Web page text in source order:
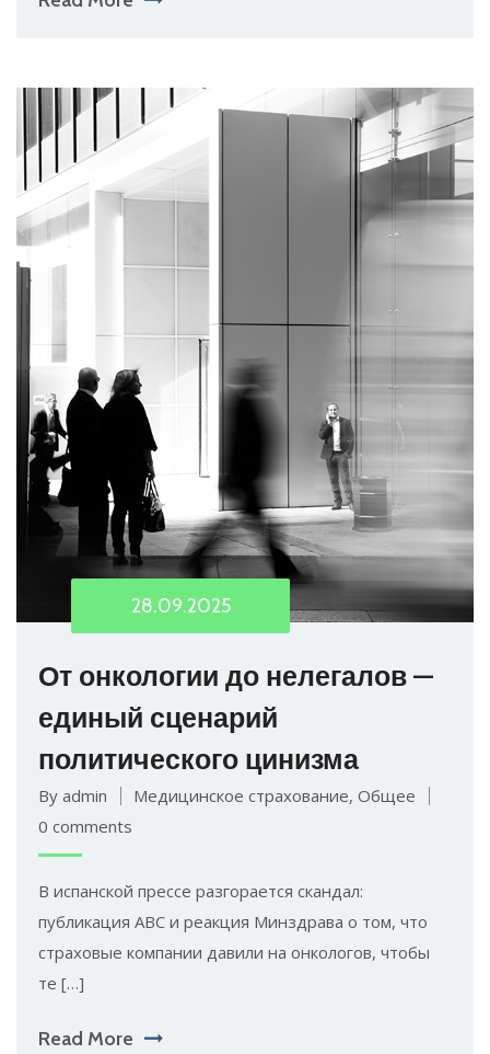
28.09.2025
От онкологии до нелегалов —
единый сценарий
политического цинизма
By admin Медицинское страхование, Общее
0 comments
В испанской прессе разгорается скандал:
публикация ABC и реакция Минздрава о том, что
страховые компании давили на онкологов, чтобы
те […]
Read More